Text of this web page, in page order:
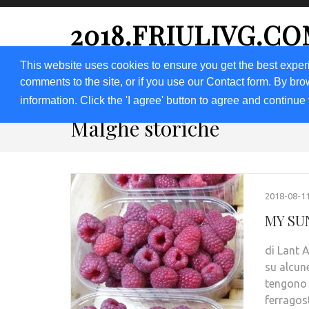
This website uses cookies to ensure you get the best
comments to the site, or if you use our Contact form. By
information. Click the 'I agree' button to agree and
HOME 2018 2019 DOMANDA
Malghe storiche
2018-08-
MY
di Lant
su
tengono